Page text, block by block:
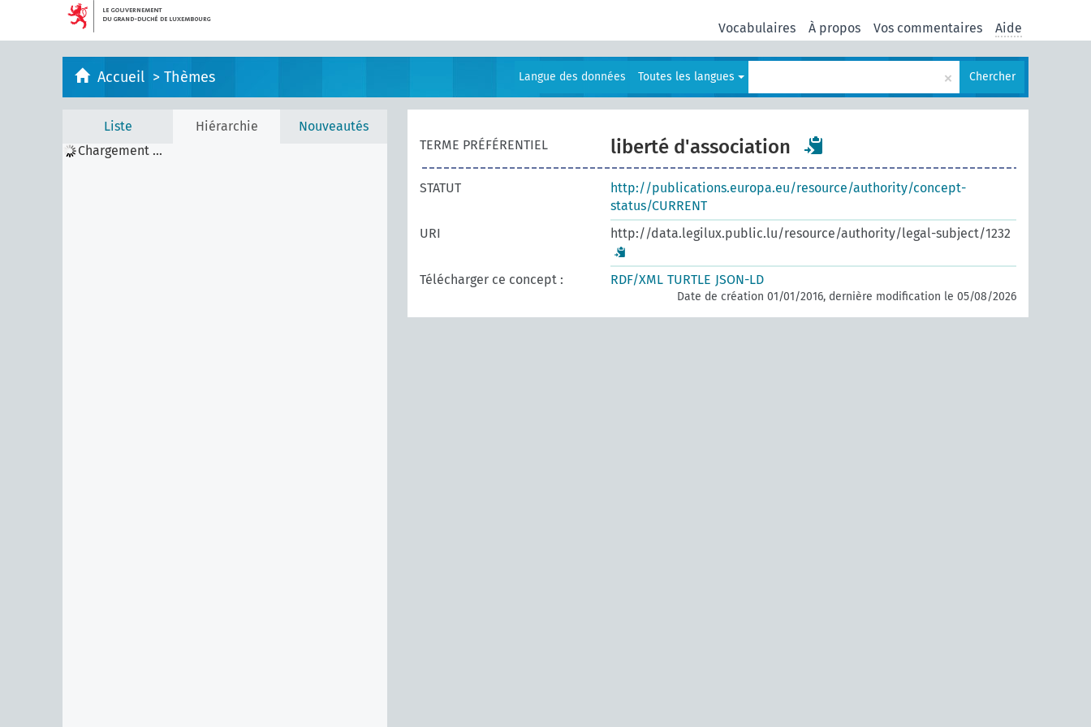
Vocabulaires À propos Vos commentaires Aide
Accueil > Thèmes Langue des données Toutes les langues × Chercher
Liste Hiérarchie
Nouveautés
Chargement ...
TERME PRÉFÉRENTIEL liberté d'association
STATUT
http://publications.europa.eu/resource/authority/concept-
status/CURRENT
URI
http://data.legilux.public.lu/resource/authority/legal-subject/1232
Télécharger ce concept : RDF/XML TURTLE JSON-LD
Date de création 01/01/2016, dernière modification le 05/08/2026